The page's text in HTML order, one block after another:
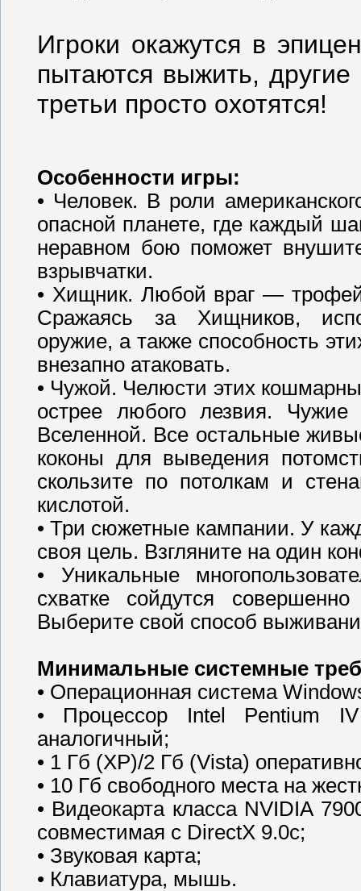
Игроки окажутся в
пытаются выжить,
третьи просто охотятся!
Особенности игры:
• Человек. В роли
опасной планете, где каждый
неравном бою поможет
взрывчатки.
• Хищник. Любой враг —
Сражаясь за Хищников,
оружие, а также способность
внезапно атаковать.
• Чужой. Челюсти этих
острее любого лезвия.
Вселенной. Все остальные
коконы для выведения
скользите по потолкам и
кислотой.
• Три сюжетные кампании. У
своя цель. Взгляните на один
• Уникальные
схватке сойдутся
Выберите свой способ
Минимальные системные
• Операционная система
• Процессор Intel Pentium
аналогичный;
• 1 Гб (XP)/2 Гб (Vista)
• 10 Гб свободного места на
• Видеокарта класса NVIDIA
совместимая с DirectX 9.0c;
• Звуковая карта;
• Клавиатура, мышь.